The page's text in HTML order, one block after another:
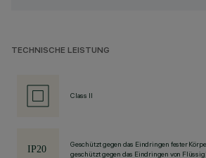
TECHNISCHE LEISTUNG
Class II
Geschützt gegen das Eindringen fester
geschützt gegen das Eindringen von